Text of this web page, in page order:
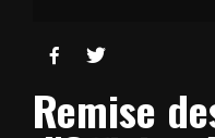
 
Remise